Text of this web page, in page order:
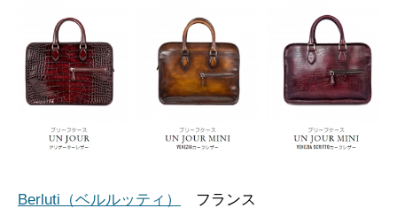
Berluti（ベルルッティ） フランス